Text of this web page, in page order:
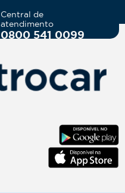
Central de
atendimento
0800 541 0099